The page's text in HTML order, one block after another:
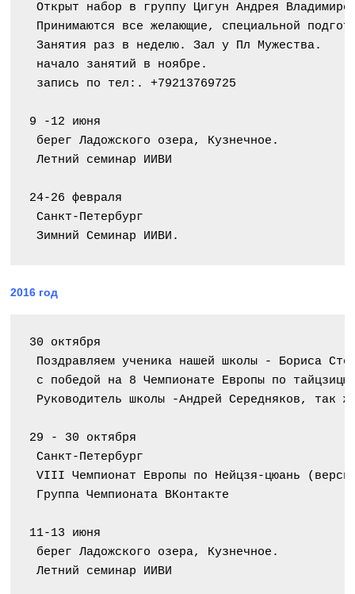
Открыт набор в группу Цигун Андрея
Принимаются все желающие, специальной
Занятия раз в неделю. Зал у Пл Мужества.
начало занятий в ноябре.
запись по тел:. +79213769725
9 -12 июня
берег Ладожского озера, Кузнечное.
Летний семинар ИИВИ
24-26 февраля
Санкт-Петербург
Зимний Семинар ИИВИ.
2016 год
30 октября
Поздравляем ученика нашей школы - Бориса
с победой на 8 Чемпионате Европы по
Руководитель школы -Андрей Середняков, так
29 - 30 октября
Санкт-Петербург
VIII Чемпионат Европы по Нейцзя-цюань
Группа Чемпионата ВКонтакте
11-13 июня
берег Ладожского озера, Кузнечное.
Летний семинар ИИВИ